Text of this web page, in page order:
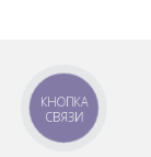
КНОПКА
СВЯЗИ